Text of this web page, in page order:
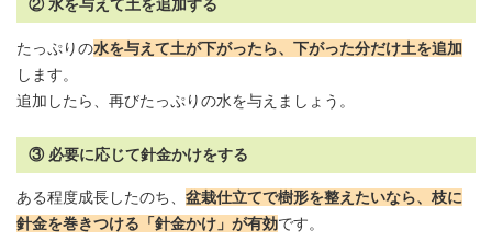
② 水を与えて土を追加する
たっぷりの水を与えて土が下がったら、下がった分だけ土を追加
します。
追加したら、再びたっぷりの水を与えましょう。
③ 必要に応じて針金かけをする
ある程度成長したのち、 盆栽仕立てで樹形を整えたいなら、枝に
針金を巻きつける「針金かけ」が有効です。